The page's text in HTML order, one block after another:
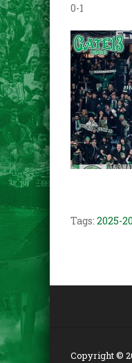
0-1
Tags: 2025-
Copyright ©